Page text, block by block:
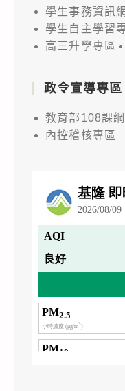
學生事務資訊網
學生自主學習
高三升學專區
政令宣導專區
教育部108課
內控稽核專區